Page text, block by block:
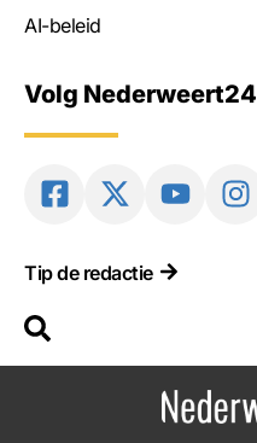
AI-beleid
Volg Nederweert24
Tip de redactie